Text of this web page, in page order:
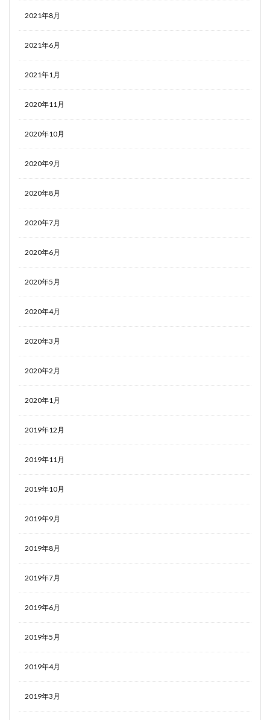
2021年8月
2021年6月
2021年1月
2020年11月
2020年10月
2020年9月
2020年8月
2020年7月
2020年6月
2020年5月
2020年4月
2020年3月
2020年2月
2020年1月
2019年12月
2019年11月
2019年10月
2019年9月
2019年8月
2019年7月
2019年6月
2019年5月
2019年4月
2019年3月